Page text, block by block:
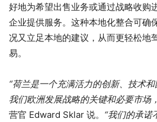
好地为希望出售业务或通过战略收购
企业提供服务。这种本地化整合可确
况又立足本地的建议，从而更轻松地
易。
“荷兰是一个充满活力的创新、技术
我们欧洲发展战略的关键和必要市场，
营官 Edward Sklar 说。 “我们的承诺